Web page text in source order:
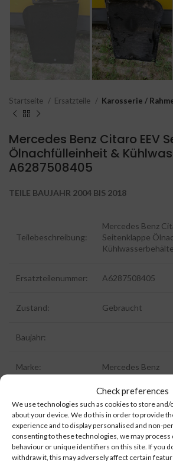
Check preferences
We use technologies such as cookies to store
about your device. We do this in order to provide
experience and to display personalised and non-
consenting to these technologies, we may process
behaviour or unique identifiers on this site. If you
withdraw it, this may adversely affect certain
Startseite Ersatzteile Karosserie /
Mercedes Benz Citaro EEV
Ölnachfülleinheit &
A6287508405
TEILE BAUJAHR 2004 BIS 2018
Teilebeschreibung:
Mercedes Benz
Seitenklappe
Ersatzteilenummer: A6287508405
Zustand: Gebraucht
Baujahr:
Marke: Mercedes Benz
Mercedes Benz:
Kilometerstand
(km):